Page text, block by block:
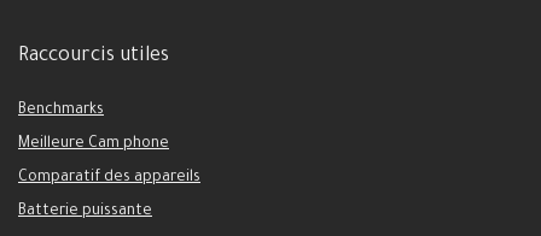
Raccourcis utiles
Benchmarks
Meilleure Cam phone
Comparatif des appareils
Batterie puissante